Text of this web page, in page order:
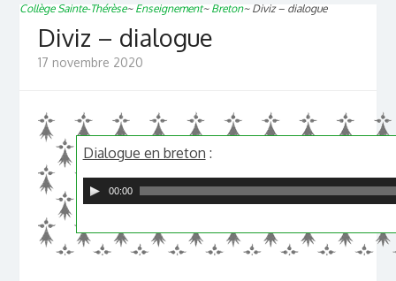
Collège Sainte-Thérèse~ Enseignement~ Breton~ Diviz – dialogue
Diviz – dialogue
17 novembre 2020
Dialogue en breton :
00:00